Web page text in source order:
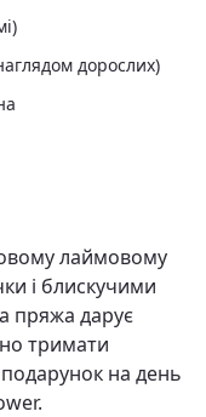
дорослих)
лаймовому
і блискучими
пряжа дарує
тримати
на день